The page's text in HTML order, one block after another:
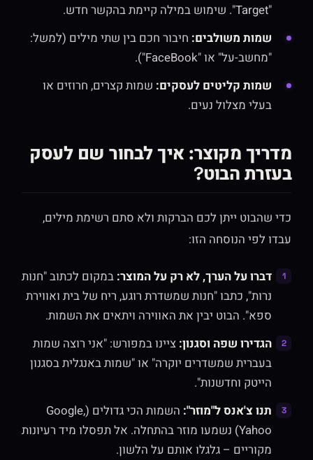
שמות משולבים:חיבור חכם בין שתי מילים (למשל:
"מחשב-על" או "FaceBook").
שמות קליטים לעסקים:שמות קצרים, חרוזים או
בעלי מצלול נעים.
מדריך מקוצר: איך לבחור שם לעסק
בעזרת הבוט?
כדי שהבוט ייתן לכם הברקות ולא סתם רשימת מילים,
עבדו לפי הנוסחה הזו:
דברו על הערך, לא רק על המוצר:במקום לכתוב "חנות
נרות", כתבו "חנות שמשדרת רוגע, ריח של בית ואווירת
ספא". הבוט יבין את האווירה ויתאים את השמות.
הגדירו שפה וסגנון:ציינו במפורש: "אני רוצה שמות
בעברית שמשדרים יוקרה" או "שמות באנגלית בסגנון
הייטק וחדשנות".
תנו צ'אנס ל"מוזר":
השמות הכי גדולים (Google,
Yahoo) נשמעו מוזר בהתחלה. אל תפסלו מיד רעיונות
מקוריים – גלגלו אותם על הלשון.